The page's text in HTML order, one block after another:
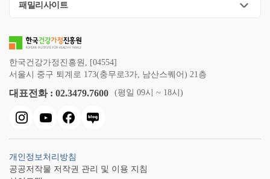
패밀리사이트
한국건강가정진흥원, [04554]
서울시 중구 퇴계로 173(충무로3가, 남산스퀘어) 21층
대표전화 : 02.3479.7600 (평일 09시 ~ 18시)
개인정보처리방침
공공저작물 저작권 관리 및 이용 지침